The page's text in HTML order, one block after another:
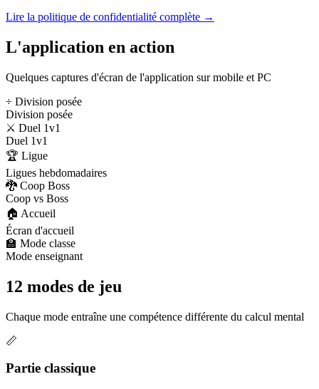
Lire la politique de confidentialité complète →
L'application en action
Quelques captures d'écran de l'application sur mobile et PC
÷ Division posée
Division posée
⚔️ Duel 1v1
Duel 1v1
🏆 Ligue
Ligues hebdomadaires
🐉 Coop Boss
Coop vs Boss
🏠 Accueil
Écran d'accueil
🏫 Mode classe
Mode enseignant
12 modes de jeu
Chaque mode entraîne une compétence différente du calcul mental
📏
Partie classique